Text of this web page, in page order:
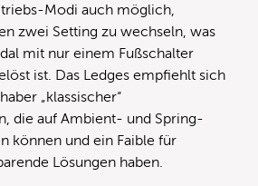
Modi auch möglich,
zwei Setting zu wechseln, was
mit nur einem Fußschalter
ist. Das Ledges empfiehlt sich
„klassischer“
die auf Ambient- und Spring-
können und ein Faible für
Lösungen haben.